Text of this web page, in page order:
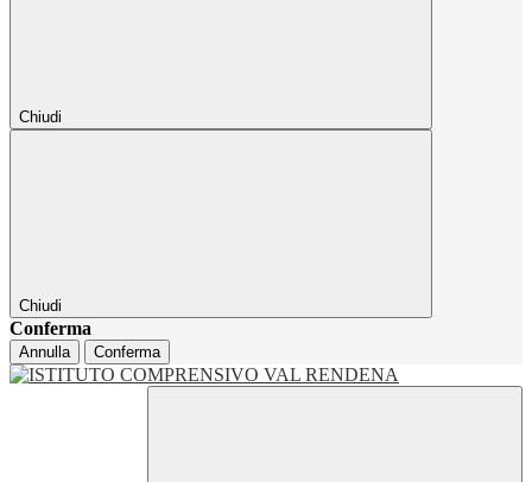
Chiudi
Chiudi
Conferma
Annulla Conferma